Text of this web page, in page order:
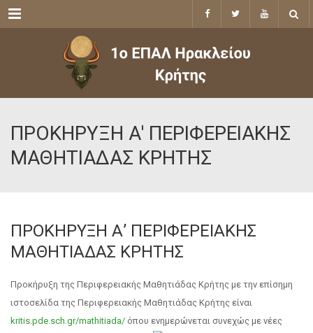
Menu
ΠΡΟΚΗΡΥΞΗ Α' ΠΕΡΙΦΕΡΕΙΑΚΗΣ
ΜΑΘΗΤΙΑΔΑΣ ΚΡΗΤΗΣ
ΠΡΟΚΗΡΥΞΗ Α’ ΠΕΡΙΦΕΡΕΙΑΚΗΣ
ΜΑΘΗΤΙΑΔΑΣ ΚΡΗΤΗΣ
Προκήρυξη της Περιφερειακής Μαθητιάδας Κρήτης με την επίσημη
ιστοσελίδα της Περιφερειακής Μαθητιάδας Κρήτης είναι
kritis.pde.sch.gr/mathitiada/ όπου ενημερώνεται συνεχώς με νέες